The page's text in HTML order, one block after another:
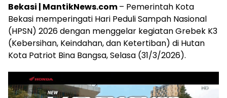
Bekasi | MantikNews.com– Pemerintah Kota
Bekasi memperingati Hari Peduli Sampah Nasional
(HPSN) 2026 dengan menggelar kegiatan Grebek K3
(Kebersihan, Keindahan, dan Ketertiban) di Hutan
Kota Patriot Bina Bangsa, Selasa (31/3/2026).